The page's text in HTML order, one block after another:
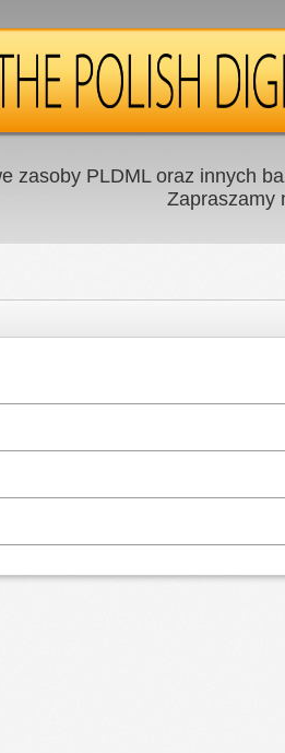
zasoby PLDML oraz innych
Zapraszamy